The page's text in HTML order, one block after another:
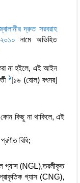
দ্রুত সরবরাহ
নামে অভিহিত
করা না হইলে, এই আইন
1[১৬ (ষোল) বৎসর]
কোন কিছু না থাকিলে, এই
বিধি;
গ্যাস (NGL),তরলীকৃত
গ্যাস (CNG),